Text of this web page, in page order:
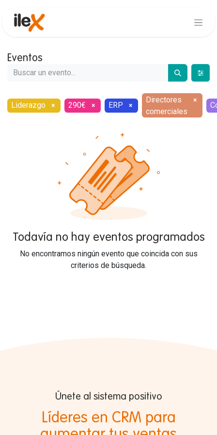
Eventos
Liderazgo × 290€ × ERP ×
Directores
comerciales
×
Todavía no hay eventos programados
No encontramos ningún evento que coincida con sus
criterios de búsqueda.
Únete al sistema positivo
Líderes en CRM para